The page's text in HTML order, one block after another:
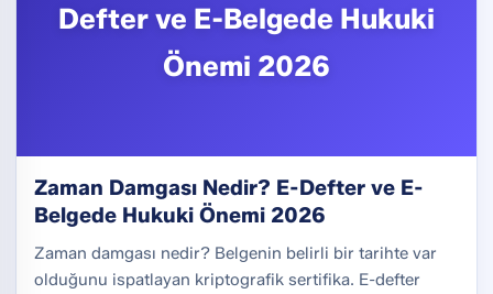
Defter ve E-Belgede Hukuki
Önemi 2026
Zaman Damgası Nedir? E-Defter ve E-
Belgede Hukuki Önemi 2026
Zaman damgası nedir? Belgenin belirli bir tarihte var
olduğunu ispatlayan kriptografik sertifika. E-defter